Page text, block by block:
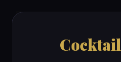
Cocktail
CocktailZone